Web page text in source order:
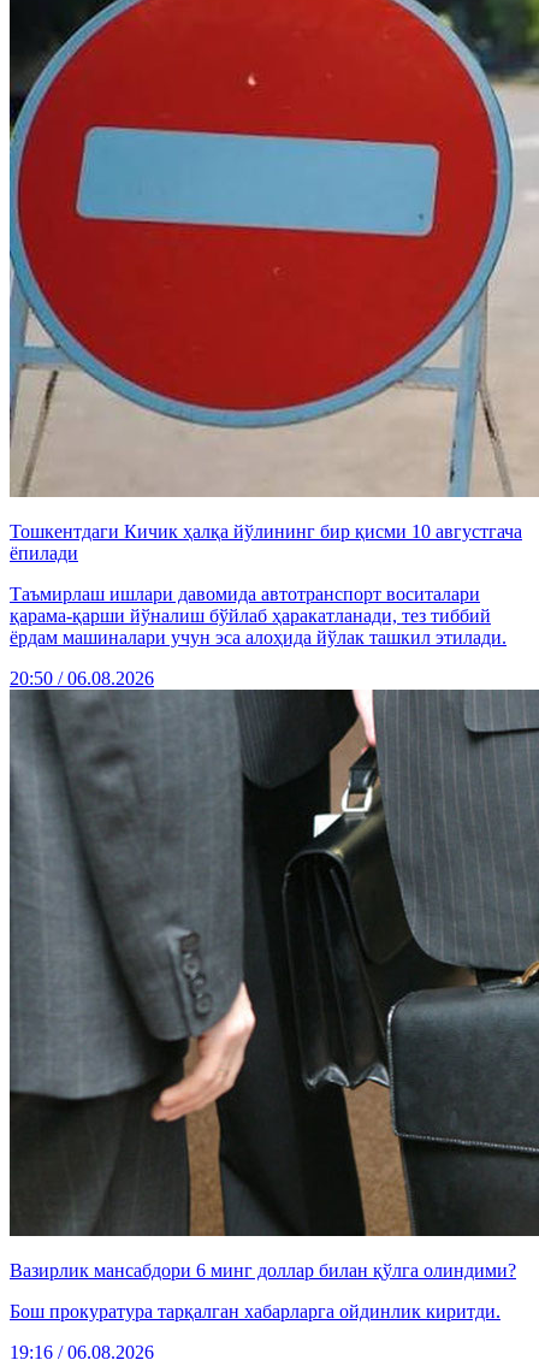
Тошкентдаги Кичик ҳалқа йўлининг бир қисми 10 августгача
ёпилади
Таъмирлаш ишлари давомида автотранспорт воситалари
қарама-қарши йўналиш бўйлаб ҳаракатланади, тез тиббий
ёрдам машиналари учун эса алоҳида йўлак ташкил этилади.
20:50 / 06.08.2026
Вазирлик мансабдори 6 минг доллар билан қўлга олиндими?
Бош прокуратура тарқалган хабарларга ойдинлик киритди.
19:16 / 06.08.2026